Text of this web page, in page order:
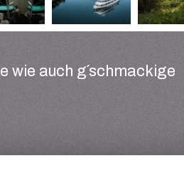
wie auch g´schmackige